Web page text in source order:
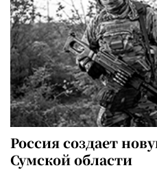
Россия создает
Сумской области